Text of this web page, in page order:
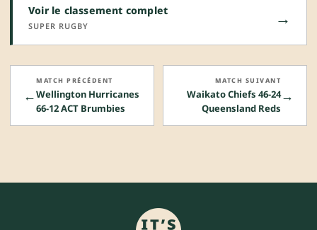
Voir le classement complet
SUPER RUGBY →
←
MATCH PRÉCÉDENT
Wellington Hurricanes
66-12 ACT Brumbies
→
MATCH SUIVANT
Waikato Chiefs 46-24
Queensland Reds